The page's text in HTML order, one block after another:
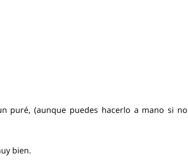
puré, (aunque puedes hacerlo a mano si no
bien.